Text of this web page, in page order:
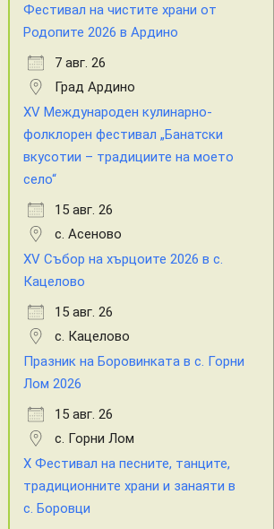
Фестивал на чистите храни от
Родопите 2026 в Ардино
7 авг. 26
Град Ардино
XV Международен кулинарно-
фолклорен фестивал „Банатски
вкусотии – традициите на моето
село“
15 авг. 26
с. Асеново
XV Събор на хърцоите 2026 в с.
Кацелово
15 авг. 26
с. Кацелово
Празник на Боровинката в с. Горни
Лом 2026
15 авг. 26
с. Горни Лом
X Фестивал на песните, танците,
традиционните храни и занаяти в
с. Боровци